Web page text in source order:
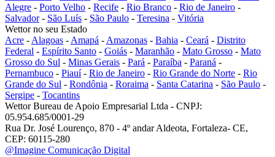
Alegre - Porto Velho - Recife - Rio Branco - Rio de Janeiro -
Salvador- São Luís - São Paulo - Teresina - Vitória
Wettor no seu Estado
Acre - Alagoas - Amapá - Amazonas - Bahia - Ceará - Distrito
Federal - Espírito Santo - Goiás - Maranhão - Mato Grosso - Mato
Grosso do Sul - Minas Gerais - Pará - Paraíba - Paraná -
Pernambuco - Piauí- Rio de Janeiro - Rio Grande do Norte - Rio
Grande do Sul - Rondônia - Roraima - Santa Catarina - São Paulo -
Sergipe - Tocantins
Wettor Bureau de Apoio Empresarial Ltda - CNPJ:
05.954.685/0001-29
Rua Dr. José Lourenço, 870 - 4º andar Aldeota, Fortaleza- CE,
CEP: 60115-280
@Imagine Comunicação Digital